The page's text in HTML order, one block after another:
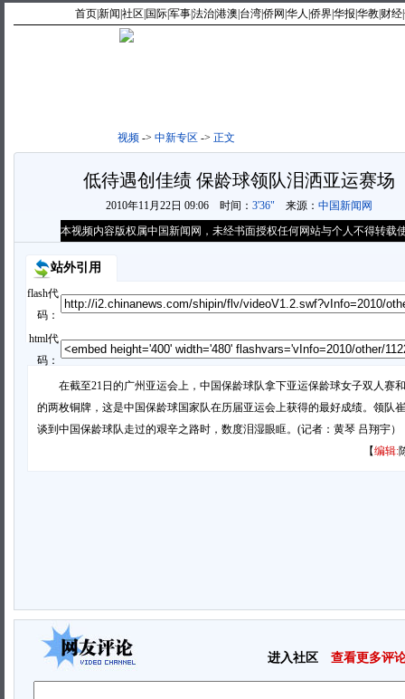
首页新闻 社区 国际军事法治港澳 台湾侨网 华人 侨界华报 华教 财经
视频 -> 中新专区 -> 正文
低待遇创佳绩 保龄球领队泪洒亚运赛场
2010年11月22日 09:06 时间： 3'36" 来源： 中国新闻网
本视频内容版权属中国新闻网，未经书面授权任何网站与个人不得转载
站外引用
flash代
码：
html代
码：
在截至21日的广州亚运会上，中国保龄球队拿下亚运保龄球女子双人赛
的两枚铜牌，这是中国保龄球国家队在历届亚运会上获得的最好成绩。领队
谈到中国保龄球队走过的艰辛之路时，数度泪湿眼眶。(记者：黄琴 吕翔宇）
【编辑:
进入社区 查看更多评